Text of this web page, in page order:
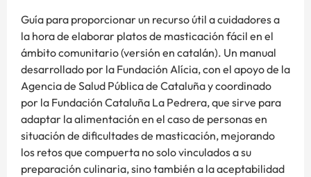
Guía para proporcionar un recurso útil a cuidadores a
la hora de elaborar platos de masticación fácil en el
ámbito comunitario (versión en catalán). Un manual
desarrollado por la Fundación Alícia, con el apoyo de la
Agencia de Salud Pública de Cataluña y coordinado
por la Fundación Cataluña La Pedrera, que sirve para
adaptar la alimentación en el caso de personas en
situación de dificultades de masticación, mejorando
los retos que compuerta no solo vinculados a su
preparación culinaria, sino también a la aceptabilidad